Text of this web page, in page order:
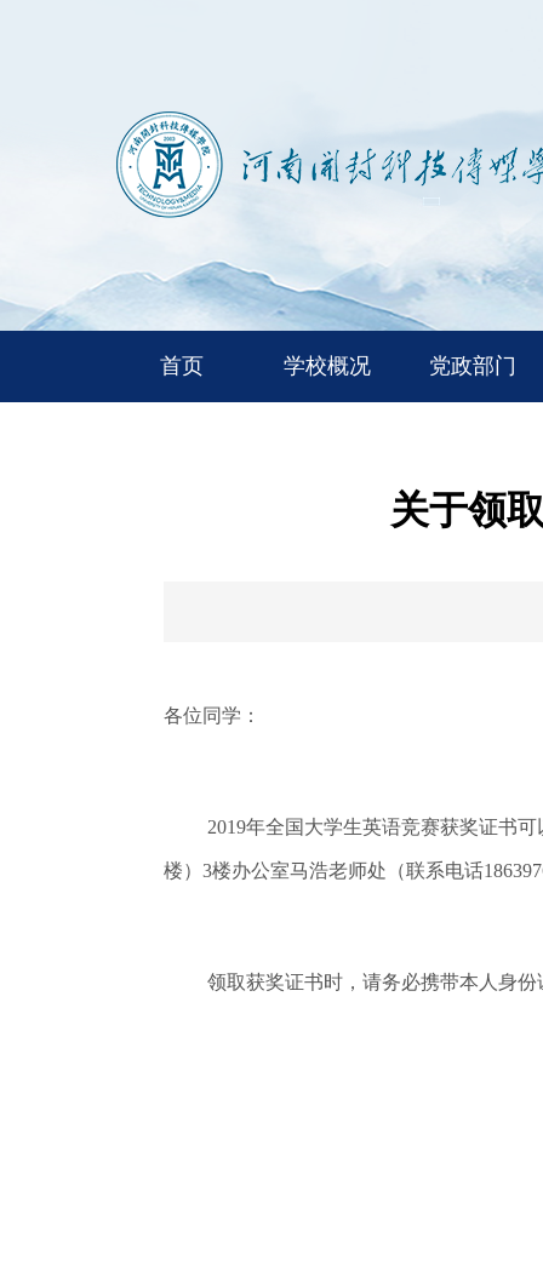
首页 学校概况 党政部门
关于领
各位同学：
2019年全国大学生英语竞赛获奖证书
楼）3楼办公室马浩老师处（联系电话
领取获奖证书时，请务必携带本人身